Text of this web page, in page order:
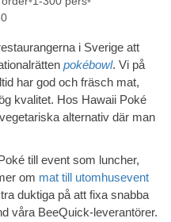
i Sverige att
pokébowl. Vi på
har god och fräsch mat,
kvalitet. Hos Hawaii Poké
alternativ där man
till event som luncher,
om mat till utomhusevent
duktiga på att fixa snabba
våra BeeQuick-leverantörer.